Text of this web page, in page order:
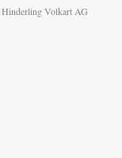
Hinderling Volkart AG